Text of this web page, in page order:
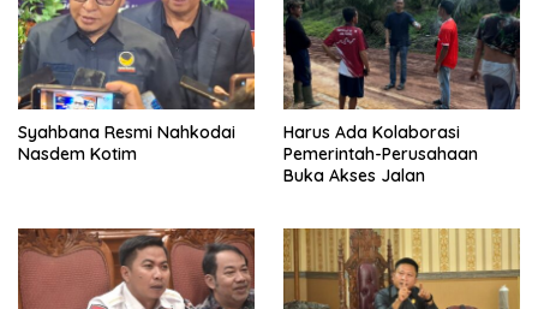
Syahbana Resmi Nahkodai
Nasdem Kotim
Harus Ada Kolaborasi
Pemerintah-Perusahaan
Buka Akses Jalan